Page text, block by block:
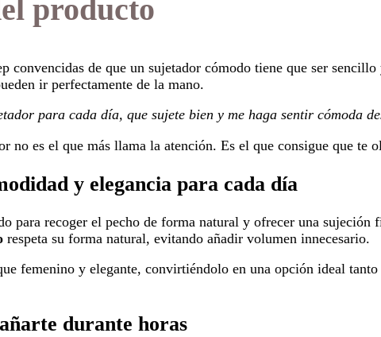
producto
convencidas de que un sujetador cómodo tiene que ser
ir perfectamente de la mano.
para cada día, que sujete bien y me haga sentir cómoda
no es el que más llama la atención. Es el que consigue que te
y elegancia para cada día
para recoger el pecho de forma natural y ofrecer una
respeta su forma natural, evitando añadir volumen innecesario.
femenino y elegante, convirtiéndolo en una opción ideal
durante horas